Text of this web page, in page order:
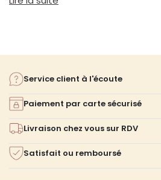
Service client à l'écoute
Paiement par carte sécurisé
Livraison chez vous sur RDV
Satisfait ou remboursé